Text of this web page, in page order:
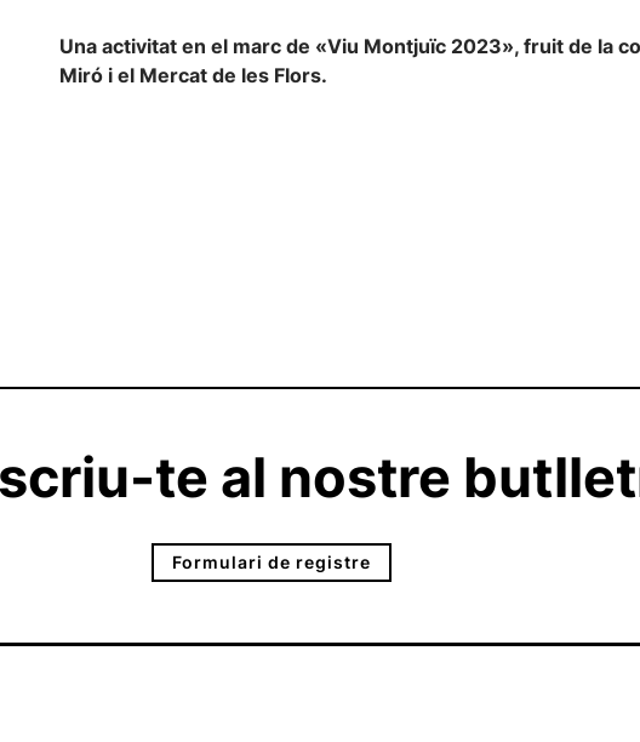
Una activitat en el marc de «Viu Montjuïc 2023», fruit de la
Miró i el Mercat de les Flors.
te al nostre
Formulari de registre